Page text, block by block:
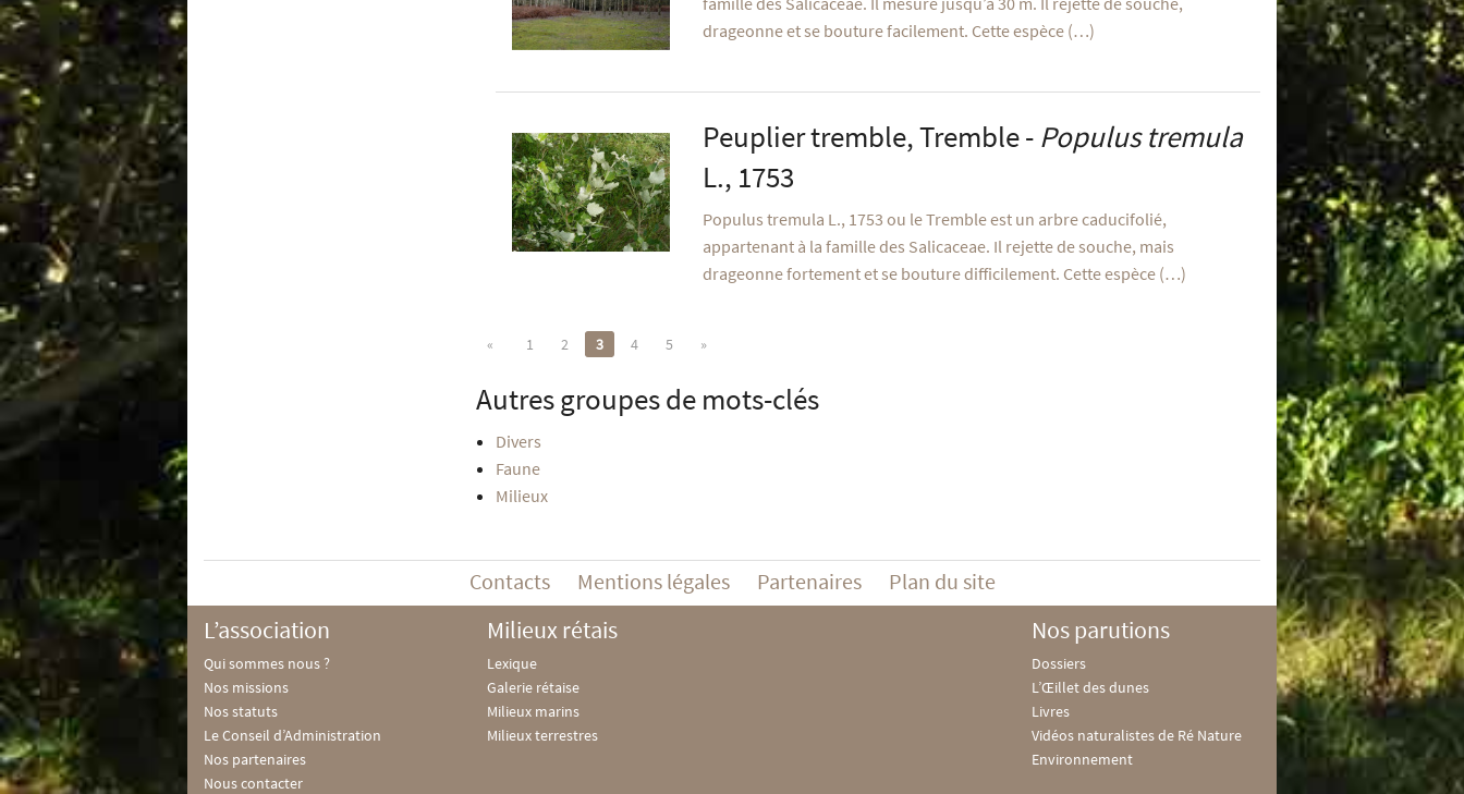
drageonne et se bouture facilement. Cette espèce (…)
Peuplier tremble, Tremble - Populus tremula
L., 1753
Populus tremula L., 1753 ou le Tremble est un arbre caducifolié,
appartenant à la famille des Salicaceae. Il rejette de souche, mais
drageonne fortement et se bouture difficilement. Cette espèce (…)
« 1 2 3 4 5 »
Autres groupes de mots-clés
Divers
Faune
Milieux
Contacts Mentions légales Partenaires Plan du site
L’association
Qui sommes nous ?
Nos missions
Nos statuts
Le Conseil d’Administration
Nos partenaires
Nous contacter
Milieux rétais
Lexique
Galerie rétaise
Milieux marins
Milieux terrestres
Nos parutions
Dossiers
L’Œillet des dunes
Livres
Vidéos naturalistes de Ré Nature
Environnement